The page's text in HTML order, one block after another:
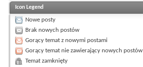
Icon Legend
Nowe posty
Brak nowych postów
Gorący temat z nowymi postami
Gorący temat nie zawierający nowych postów
Temat zamknięty